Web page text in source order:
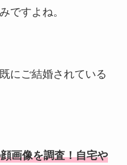
ですよね。
にご結婚されている
画像を調査！自宅や